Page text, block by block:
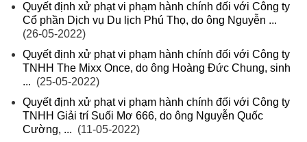
Quyết định xử phạt vi phạm hành chính đối với Công ty
Cổ phần Dịch vụ Du lịch Phú Thọ, do ông Nguyễn ...
(26-05-2022)
Quyết định xử phạt vi phạm hành chính đối với Công ty
TNHH The Mixx Once, do ông Hoàng Đức Chung, sinh
... (25-05-2022)
Quyết định xử phạt vi phạm hành chính đối với Công ty
TNHH Giải trí Suối Mơ 666, do ông Nguyễn Quốc
Cường, ... (11-05-2022)